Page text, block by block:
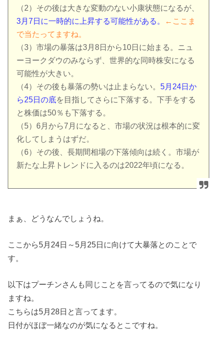
（2）その後は大きな変動のない小康状態になるが、
3月7日に一時的に上昇する可能性がある。
←ここま
で当たってますね。
（3）市場の暴落は3月8日から10日に始まる。ニュ
ーヨークダウのみならず、世界的な同時株安になる
可能性が大きい。
（4）その後も暴落の勢いは止まらない。5月24日か
ら25日の底を目指してさらに下落する。下手をする
と株価は50％も下落する。
（5）6月から7月になると、市場の状況は根本的に変
化してしまうはずだ。
（6）その後、長期間相場の下落傾向は続く。市場が
新たな上昇トレンドに入るのは2022年頃になる。
まぁ、どうなんでしょうね。
ここから5月24日～5月25日に向けて大暴落とのことで
す。
以下はプーチンさんも同じことを言ってるので気になり
ますね。
こちらは5月28日と言ってます。
日付がほぼ一緒なのが気になるとこですね。